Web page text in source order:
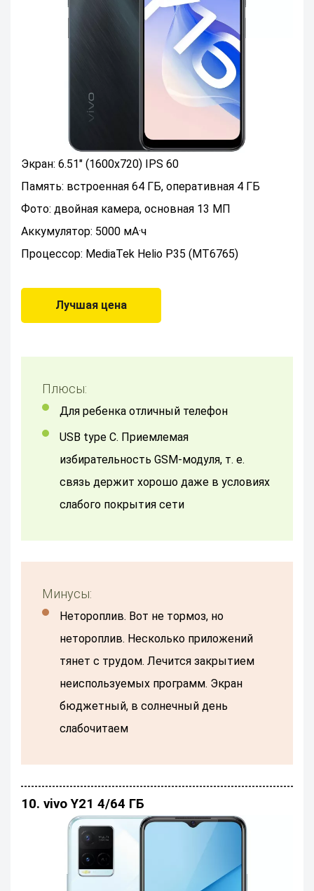
Экран: 6.51" (1600x720) IPS 60
Память: встроенная 64 ГБ, оперативная 4 ГБ
Фото: двойная камера, основная 13 МП
Аккумулятор: 5000 мА·ч
Процессор: MediaTek Helio P35 (MT6765)
Лучшая цена
Плюсы:
для ребенка отличный телефон
USB type C. Приемлемая
избирательность GSM-модуля, т. е.
связь держит хорошо даже в условиях
слабого покрытия сети
Минусы:
Нетороплив. Вот не тормоз, но
нетороплив. Несколько приложений
тянет с трудом. Лечится закрытием
неиспользуемых программ. Экран
бюджетный, в солнечный день
слабочитаем
10. vivo Y21 4/64 ГБ